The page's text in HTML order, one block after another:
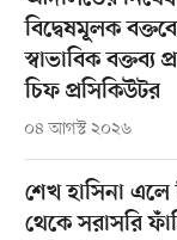
বিদ্বেষমূলক
স্বাভাবিক বক্তব্য
চিফ প্রসিকিউটর
০৪ আগস্ট ২০২৬
শেখ হাসিনা এলে
থেকে সরাসরি